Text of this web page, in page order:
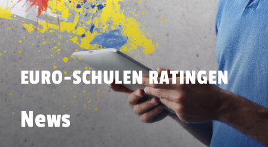
EURO-SCHULEN RATINGEN
News